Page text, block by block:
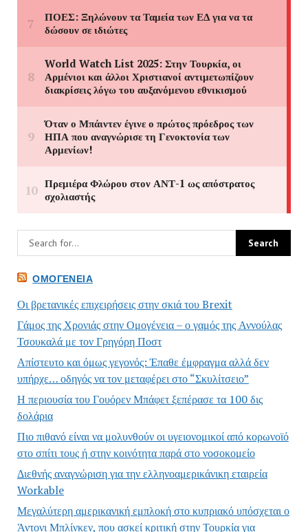
ΟΜΟΓΈΝΕΙΑ
Οι βρετανικές επιχειρήσεις στην σκιά του Brexit
Γάμος της Χρονιάς στην Ομογένεια – ο γαμός της Αννούλας
Τσουκαλά με τον Γρηγόρη Ποστ
Απίστευτο και όμως γεγονός: Έπαθε έμφραγμα αλλά δεν
υπήρχε… οδηγός να τον μεταφέρει στο “Σκυλίτσειο”
Η περιουσία του Γουόρεν Μπάφετ ξεπέρασε τα 100 δις
δολάρια
Πιο πιθανό είναι να μολυνθούν οι υγειονομικοί από κορωνοϊό
στο σπίτι τους ή στην κοινότητα παρά στο νοσοκομείο
Διεθνής αναγνώριση για την ελληνοαμερικάνικη εταιρεία
Workable
Μεγαλύτερη αμερικανική εμπλοκή στο κυπριακό υπόσχεται ο
Άντονι Μπλίνκεν, που ασκεί κριτική στην Τουρκία για